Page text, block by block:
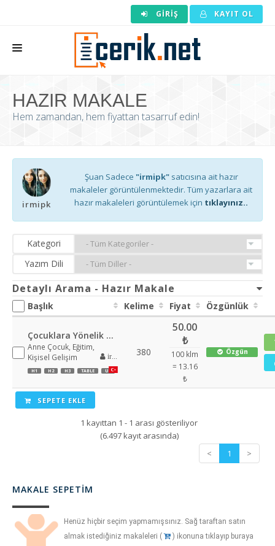
GIRIŞ KAYIT OL
MAKALE SIPARIŞI
EDITÖRLÜK
BACKLINK
YAZARLAR
HAZIR MAKALE
Hem zamandan, hem fiyattan tasarruf edin!
irmipk
Şuan Sadece "irmipk"satıcısına ait hazır
makaleler görüntülenmektedir. Tüm yazarlara ait
hazır makaleleri görüntülemek için tıklayınız..
Kategori
Yazım Dili
Detaylı Arama - Hazır Makale
Başlık Kelime Fiyat Özgünlük
SEPETE EKLE
Çocuklara Yönelik Bir Sınır Şart Mı?
Anne Çocuk, Eğitim,
Kişisel Gelişim
H1 H2 H3 TABLE UL
380
50.00
₺
100 klm
= 13.16
₺
Özgün
1 kayıttan 1 - 1 arası gösteriliyor
(6.497 kayıt arasında)
<
1 >
MAKALE SEPETIM
Henüz hiçbir seçim yapmamışsınız. Sağ taraftan satın
almak istediğiniz makaleleri (
) ikonuna tıklayıp buraya